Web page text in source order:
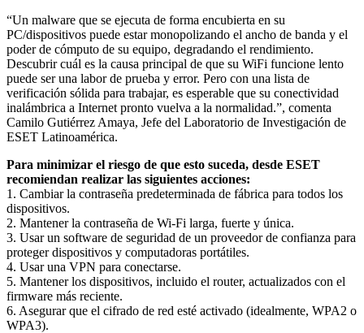
“Un malware que se ejecuta de forma encubierta en su
PC/dispositivos puede estar monopolizando el ancho de banda y el
poder de cómputo de su equipo, degradando el rendimiento.
Descubrir cuál es la causa principal de que su WiFi funcione lento
puede ser una labor de prueba y error. Pero con una lista de
verificación sólida para trabajar, es esperable que su conectividad
inalámbrica a Internet pronto vuelva a la normalidad.”, comenta
Camilo Gutiérrez Amaya, Jefe del Laboratorio de Investigación de
ESET Latinoamérica.
Para minimizar el riesgo de que esto suceda, desde ESET
recomiendan realizar las siguientes acciones:
1. Cambiar la contraseña predeterminada de fábrica para todos los
dispositivos.
2. Mantener la contraseña de Wi-Fi larga, fuerte y única.
3. Usar un software de seguridad de un proveedor de confianza para
proteger dispositivos y computadoras portátiles.
4. Usar una VPN para conectarse.
5. Mantener los dispositivos, incluido el router, actualizados con el
firmware más reciente.
6. Asegurar que el cifrado de red esté activado (idealmente, WPA2 o
WPA3).